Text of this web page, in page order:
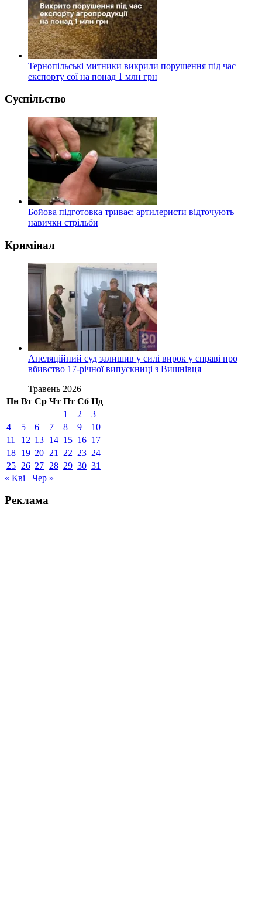
Тернопільські митники викрили порушення під час
експорту сої на понад 1 млн грн
Суспільство
Бойова підготовка триває: артилеристи відточують
навички стрільби
Кримінал
Апеляційний суд залишив у силі вирок у справі про
вбивство 17-річної випускниці з Вишнівця
Травень 2026
Пн Вт Ср Чт Пт Сб Нд
1
2
3
4
5 6 7 8 9
10
11
12 13 14 15 16 17
18 19 20 21 22 23 24
25 26 27 28 29 30 31
« Кві
Чер »
Реклама